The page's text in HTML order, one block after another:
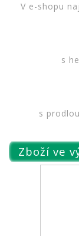
V e-shopu
s
s
Zboží ve